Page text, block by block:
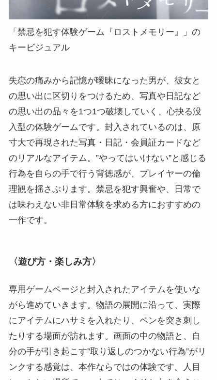
「禁忌を犯す体験ゲーム『ロストメモリー』」の
キービジュアル
失恋の痛みから記憶が曖昧になった男が、彼⼥と
の思い出に区切りをつけるため、写真や⽇記など
の思い出の品々を1つ1つ破壊していく、⼼抉る没
⼊型の体験ゲームです。封⼊されているのは、原
⼨⼤で再現された写真・⽇記・会員証カードなど
のリアルなアイテム。”やってはいけない”と感じる
⾏為を⾃らの⼿で⾏う背徳感が、プレイヤーの倫
理観を揺さぶります。禁忌を犯す興奮や、⽇常で
は味わえない⾮⽇常体験を求める⽅におすすめの
⼀作です。
〈遊び⽅・楽しみ⽅〉
専⽤ゲームページと封⼊されたアイテムを使いな
がら進めていきます。物語の展開に沿って、実際
にアイテムにハサミを⼊れたり、ペンを突き刺し
たりする場⾯が訪れます。画⾯の中の物語と、⾃
分の⼿が引き起こす”取り返しのつかない⾏為”がリ
ンクする感覚は、本作ならではの体験です。⼈⽬